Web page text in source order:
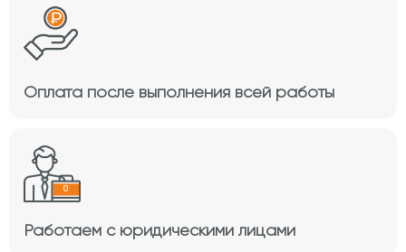
Оплата после выполнения всей работы
Работаем с юридическими лицами